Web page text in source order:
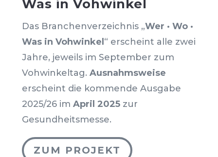
Was in Vohwinkel
Das Branchenverzeichnis „Wer · Wo ·
Was in Vohwinkel “ erscheint alle zwei
Jahre, jeweils im September zum
Vohwinkeltag. Ausnahmsweise
erscheint die kommende Ausgabe
2025/26 im April 2025zur
Gesundheitsmesse.
ZUM PROJEKT